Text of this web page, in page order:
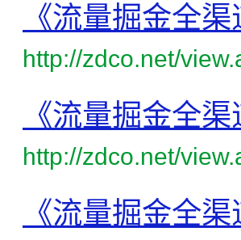
《流量掘金全
http://zdco.net/
《流量掘金全
http://zdco.net/
《流量掘金全